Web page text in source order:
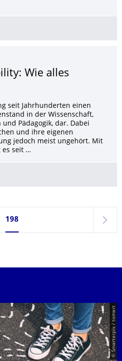
Wie alles
seit Jahrhunderten einen
in der Wissenschaft,
Pädagogik, dar. Dabei
und ihre eigenen
jedoch meist ungehört. Mit
es seit …
Seite 198, aktuell ausgewählt
198
weiter
© Smarterpix / tomert